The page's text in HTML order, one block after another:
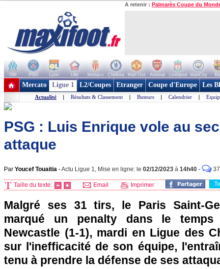
A retenir : Palmarès Coupe du
OM PSG Lyon Lille Monaco Chelsea Man Utd Arsenal Liverpool ManCity
+ de clubs
Mercato Ligue 1 L2/Coupes Etranger Coupe d'Europe Les
Actualité | Résultats & Classement | Buteurs | Calendrier |
PSG : Luis Enrique vole au
attaque
Par Youcef Touaitia -Actu Ligue 1, Mise en ligne: le 02/12/2023 à 14h40 - 37
Taille du texte: Email Imprimer
Malgré ses 31 tirs, le Paris Saint-
marqué un penalty dans le temps
Newcastle (1-1), mardi en Ligue des
sur l'inefficacité de son équipe,
tenu à prendre la défense de ses